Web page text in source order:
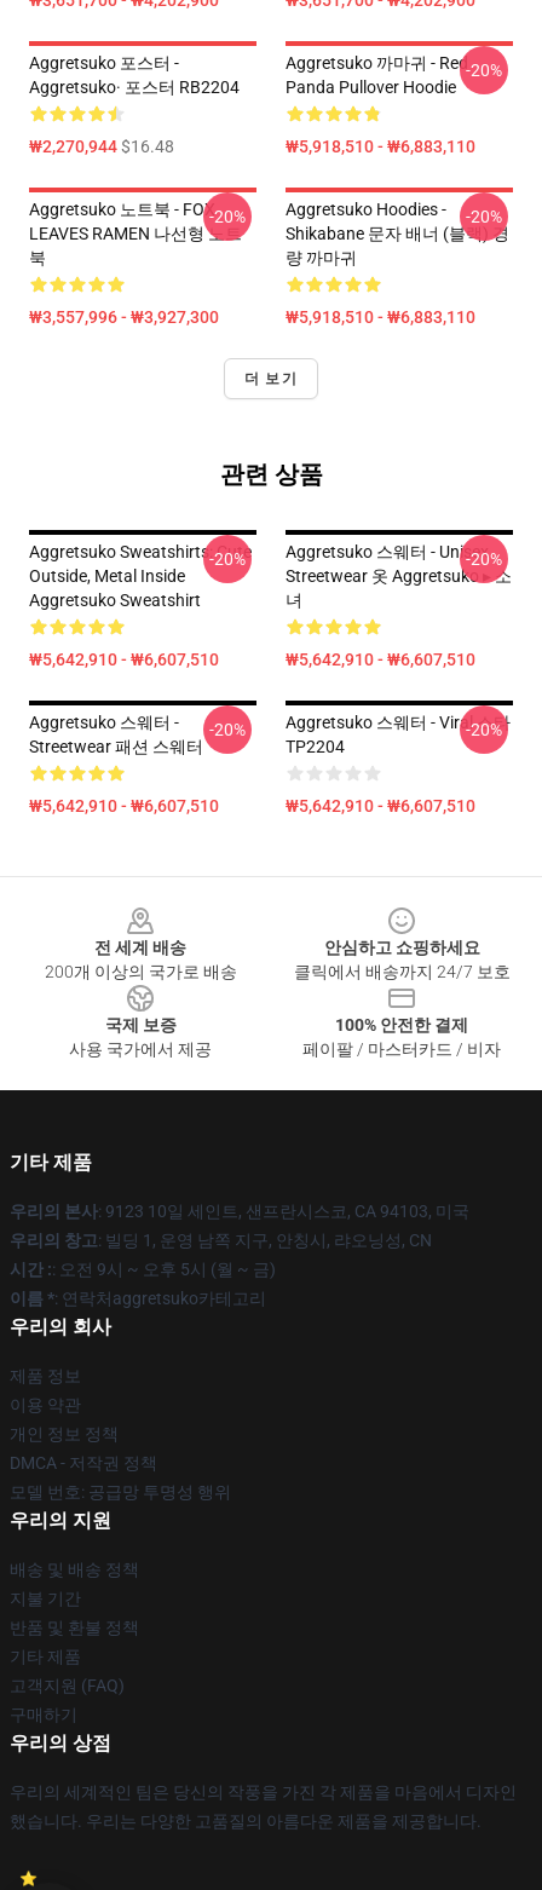
Aggretsuko 포스터 -
Aggretsuko· 포스터 RB2204
₩2,270,944$16.48
Aggretsuko 까마귀 - Red
Panda Pullover Hoodie
₩5,918,510 - ₩6,883,110
-20%
Aggretsuko 노트북 - FOX
LEAVES RAMEN 나선형 노트
북
₩3,557,996 - ₩3,927,300
-20%
Aggretsuko Hoodies -
Shikabane 문자 배너 (블랙) 경
량 까마귀
₩5,918,510 - ₩6,883,110
-20%
더 보기
관련 상품
Aggretsuko Sweatshirts: Cute
Outside, Metal Inside
Aggretsuko Sweatshirt
₩5,642,910 - ₩6,607,510
-20%
Aggretsuko 스웨터 - Unisex
Streetwear 옷 Aggretsuko ▸ 소
녀
₩5,642,910 - ₩6,607,510
-20%
Aggretsuko 스웨터 -
Streetwear 패션 스웨터
₩5,642,910 - ₩6,607,510
-20%
Aggretsuko 스웨터 - Viral 스타
TP2204
₩5,642,910 - ₩6,607,510
-20%
전 세계 배송
200개 이상의 국가로 배송
안심하고 쇼핑하세요
클릭에서 배송까지 24/7 보호
국제 보증
사용 국가에서 제공
100% 안전한 결제
페이팔 / 마스터카드 / 비자
기타 제품
우리의 본사: 9123 10일 세인트, 샌프란시스코, CA 94103, 미국
우리의 창고: 빌딩 1, 운영 남쪽 지구, 안칭시, 랴오닝성, CN
시간 :: 오전 9시 ~ 오후 5시 (월 ~ 금)
이름 *: 연락처aggretsuko카테고리
우리의 회사
제품 정보
이용 약관
개인 정보 정책
DMCA - 저작권 정책
모델 번호: 공급망 투명성 행위
우리의 지원
배송 및 배송 정책
지불 기간
반품 및 환불 정책
기타 제품
고객지원 (FAQ)
구매하기
우리의 상점
우리의 세계적인 팀은 당신의 작풍을 가진 각 제품을 마음에서 디자인
했습니다. 우리는 다양한 고품질의 아름다운 제품을 제공합니다.